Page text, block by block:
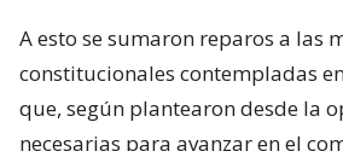
A esto se sumaron reparos a las
constitucionales contempladas
que, según plantearon desde la
necesarias para avanzar en el